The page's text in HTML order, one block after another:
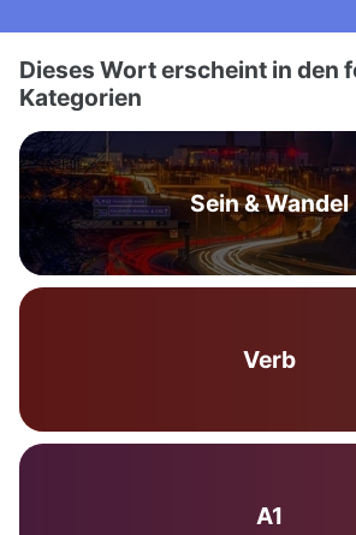
Dieses Wort erscheint in den
Kategorien
Sein & Wandel
Verb
A1